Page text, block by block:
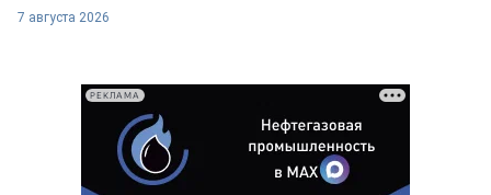
7 августа 2026
РЕКЛАМА